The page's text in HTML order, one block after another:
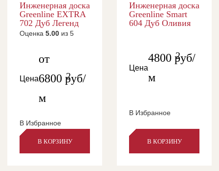
Инженерная доска
Greenline EXTRA
702 Дуб Легенд
Оценка 5.00 из 5
Цена
от
6800 руб/
м
2
В Избранное
В КОРЗИНУ
Инженерная доска
Greenline Smart
604 Дуб Оливия
Цена
4800 руб/
м
2
В Избранное
В КОРЗИНУ